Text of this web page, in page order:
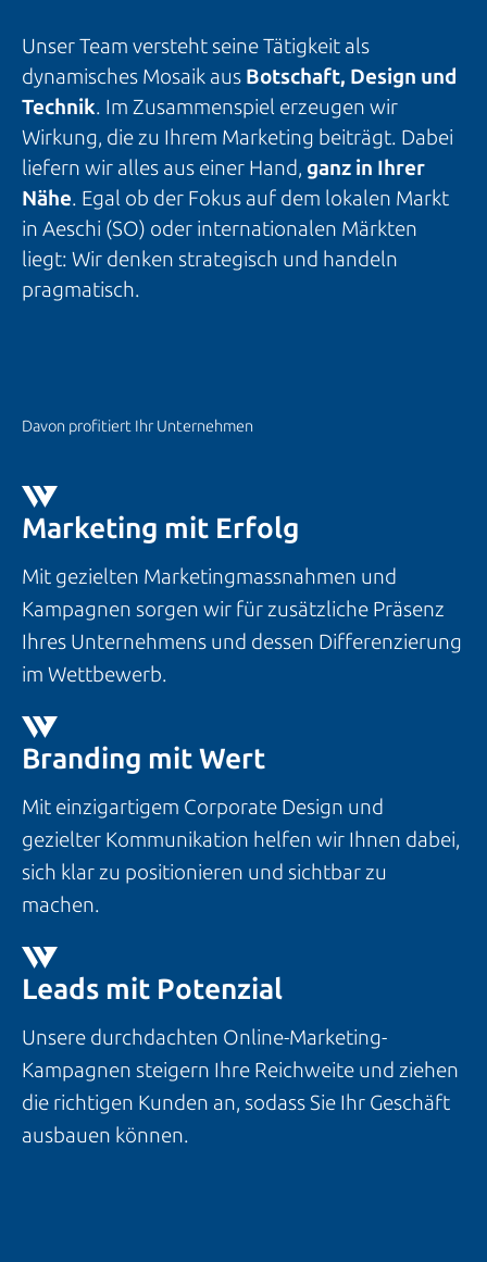
Unser Team versteht seine Tätigkeit als
dynamisches Mosaik aus Botschaft, Design und
Technik. Im Zusammenspiel erzeugen wir
Wirkung, die zu Ihrem Marketing beiträgt. Dabei
liefern wir alles aus einer Hand, ganz in Ihrer
Nähe. Egal ob der Fokus auf dem lokalen Markt
in Aeschi (SO) oder internationalen Märkten
liegt: Wir denken strategisch und handeln
pragmatisch.
Davon profitiert Ihr Unternehmen
Marketing mit Erfolg
Mit gezielten Marketingmassnahmen und
Kampagnen sorgen wir für zusätzliche Präsenz
Ihres Unternehmens und dessen Differenzierung
im Wettbewerb.
Branding mit Wert
Mit einzigartigem Corporate Design und
gezielter Kommunikation helfen wir Ihnen dabei,
sich klar zu positionieren und sichtbar zu
machen.
Leads mit Potenzial
Unsere durchdachten Online-Marketing-
Kampagnen steigern Ihre Reichweite und ziehen
die richtigen Kunden an, sodass Sie Ihr Geschäft
ausbauen können.